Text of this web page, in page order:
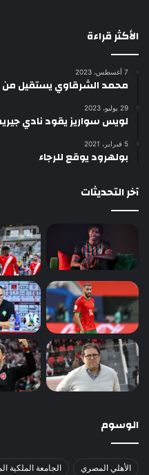
الأكثر قراءة
7 أغسطس، 2023
محمد الشرقاوي يستقيل من
29 يوليو، 2023
لويس سواريز يقود نادي
5 فبراير، 2021
بولهرود يوقع للرجاء
آخر التحديثات
الوسوم
الأهلي المصري الجامعة الملكية